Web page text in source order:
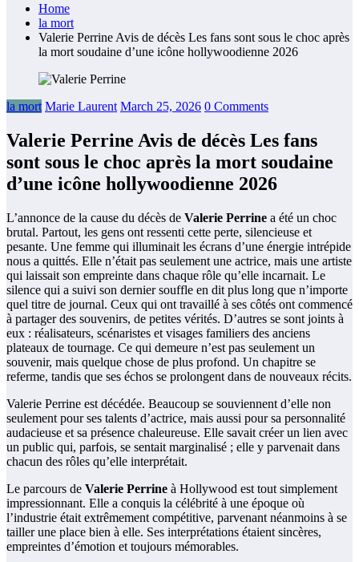
Home
la mort
Valerie Perrine Avis de décès Les fans sont sous le choc après
la mort soudaine d’une icône hollywoodienne 2026
la mort Marie Laurent March 25, 2026 0 Comments
Valerie Perrine Avis de décès Les fans
sont sous le choc après la mort soudaine
d’une icône hollywoodienne 2026
L’annonce de la cause du décès de Valerie Perrine a été un choc
brutal. Partout, les gens ont ressenti cette perte, silencieuse et
pesante. Une femme qui illuminait les écrans d’une énergie intrépide
nous a quittés. Elle n’était pas seulement une actrice, mais une artiste
qui laissait son empreinte dans chaque rôle qu’elle incarnait. Le
silence qui a suivi son dernier souffle en dit plus long que n’importe
quel titre de journal. Ceux qui ont travaillé à ses côtés ont commencé
à partager des souvenirs, de petites vérités. D’autres se sont joints à
eux : réalisateurs, scénaristes et visages familiers des anciens
plateaux de tournage. Ce qui demeure n’est pas seulement un
souvenir, mais quelque chose de plus profond. Un chapitre se
referme, tandis que ses échos se prolongent dans de nouveaux récits.
Valerie Perrine est décédée. Beaucoup se souviennent d’elle non
seulement pour ses talents d’actrice, mais aussi pour sa personnalité
audacieuse et sa présence chaleureuse. Elle savait créer un lien avec
un public qui, parfois, se sentait marginalisé ; elle y parvenait dans
chacun des rôles qu’elle interprétait.
Le parcours de Valerie Perrine à Hollywood est tout simplement
impressionnant. Elle a conquis la célébrité à une époque où
l’industrie était extrêmement compétitive, parvenant néanmoins à se
tailler une place bien à elle. Ses interprétations étaient sincères,
empreintes d’émotion et toujours mémorables.